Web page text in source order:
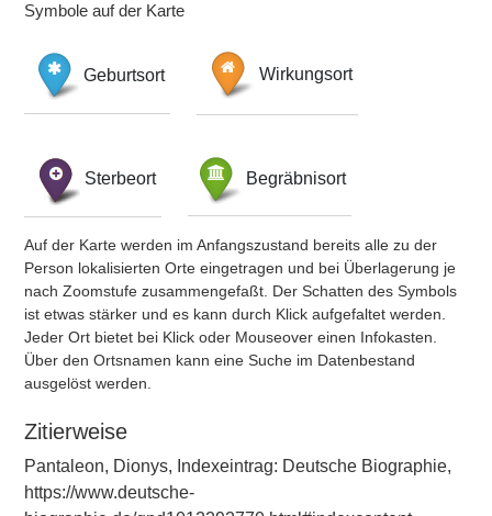
Symbole auf der Karte
Geburtsort Wirkungsort
Sterbeort Begräbnisort
Auf der Karte werden im Anfangszustand bereits alle zu der
Person lokalisierten Orte eingetragen und bei Überlagerung je
nach Zoomstufe zusammengefaßt. Der Schatten des Symbols
ist etwas stärker und es kann durch Klick aufgefaltet werden.
Jeder Ort bietet bei Klick oder Mouseover einen Infokasten.
Über den Ortsnamen kann eine Suche im Datenbestand
ausgelöst werden.
Zitierweise
Pantaleon, Dionys, Indexeintrag: Deutsche Biographie,
https://www.deutsche-